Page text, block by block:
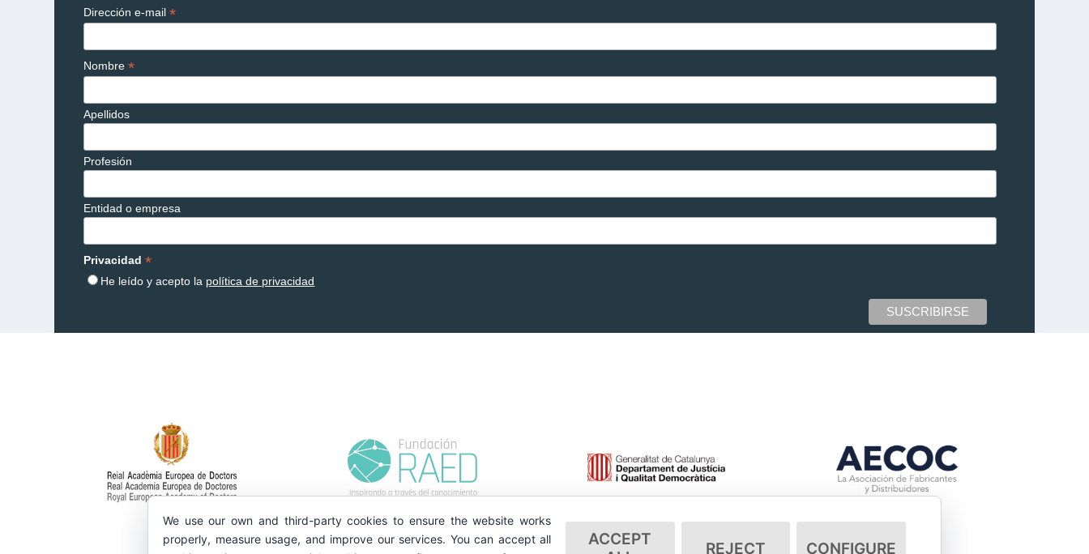
Dirección e-mail*
Nombre*
Apellidos
Profesión
Entidad o empresa
Privacidad*
He leído y acepto la política de privacidad
We use our own and third-party cookies to ensure the website works
properly, measure usage, and improve our services. You can accept all
ACCEPT
REJECT CONFIGURE